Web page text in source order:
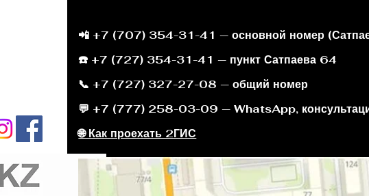
📲 +7 (707) 354-31-41 — основной номер
☎️ +7 (727) 354-31-41 — пункт Сатпаева 64
📞 +7 (727) 327-27-08 — общий номер
💬 +7 (777) 258-03-09 — WhatsApp,
🌐 Как проехать 2ГИС